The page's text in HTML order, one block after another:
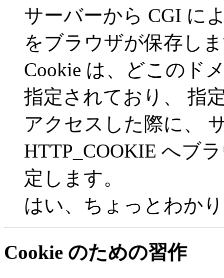
サーバーから CGI に
をブラウザが保存し
Cookie は、どこのド
指定されており、 指
アクセスした際に、
HTTP_COOKIE へブ
定します。
はい、ちょっとわか
Cookie のための習作